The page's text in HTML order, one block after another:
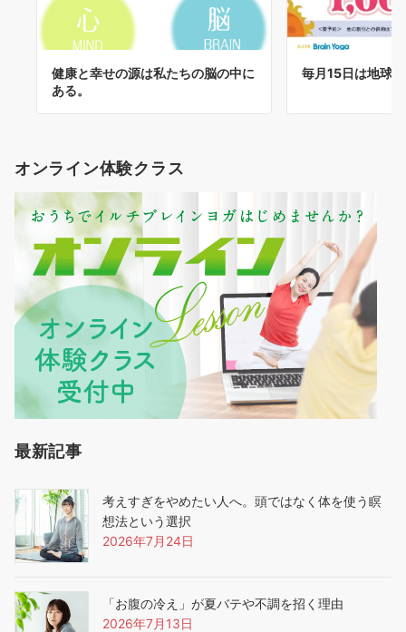
健康と幸せの源は私たちの脳の中に
ある。
毎月15日は地球
オンライン体験クラス
最新記事
考えすぎをやめたい人へ。頭ではなく体を使う瞑
想法という選択
2026年7月24日
「お腹の冷え」が夏バテや不調を招く理由
2026年7月13日